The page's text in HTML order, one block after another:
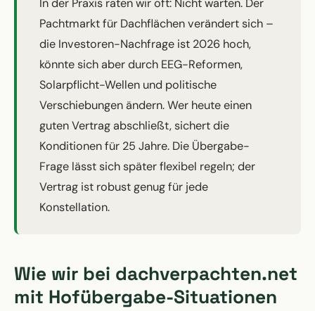
In der Praxis raten wir oft: Nicht warten. Der
Pachtmarkt für Dachflächen verändert sich –
die Investoren-Nachfrage ist 2026 hoch,
könnte sich aber durch EEG-Reformen,
Solarpflicht-Wellen und politische
Verschiebungen ändern. Wer heute einen
guten Vertrag abschließt, sichert die
Konditionen für 25 Jahre. Die Übergabe-
Frage lässt sich später flexibel regeln; der
Vertrag ist robust genug für jede
Konstellation.
Wie wir bei dachverpachten.net
mit Hofübergabe-Situationen